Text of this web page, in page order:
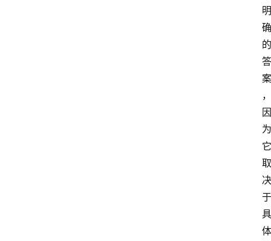
明
确
的
答
案
，
因
为
它
取
决
于
具
体